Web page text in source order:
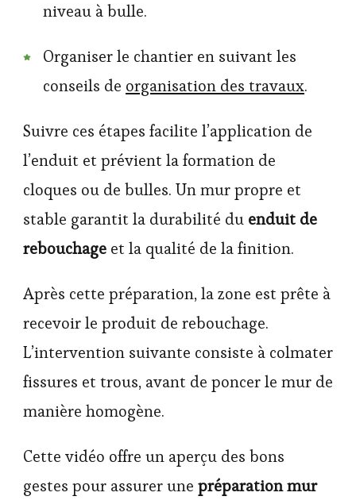
niveau à bulle.
Organiser le chantier en suivant les
conseils de organisation des travaux.
Suivre ces étapes facilite l’application de
l’enduit et prévient la formation de
cloques ou de bulles. Un mur propre et
stable garantit la durabilité du enduit de
rebouchage et la qualité de la finition.
Après cette préparation, la zone est prête à
recevoir le produit de rebouchage.
L’intervention suivante consiste à colmater
fissures et trous, avant de poncer le mur de
manière homogène.
Cette vidéo offre un aperçu des bons
gestes pour assurer une préparation mur